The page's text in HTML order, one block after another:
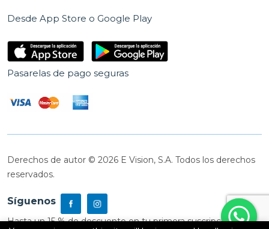
Desde App Store o Google Play
Pasarelas de pago seguras
Derechos de autor © 2026 E Vision, S.A. Todos los derechos
reservados.
Síguenos
Hasta un 15 % de descuento en tu primera suscripción